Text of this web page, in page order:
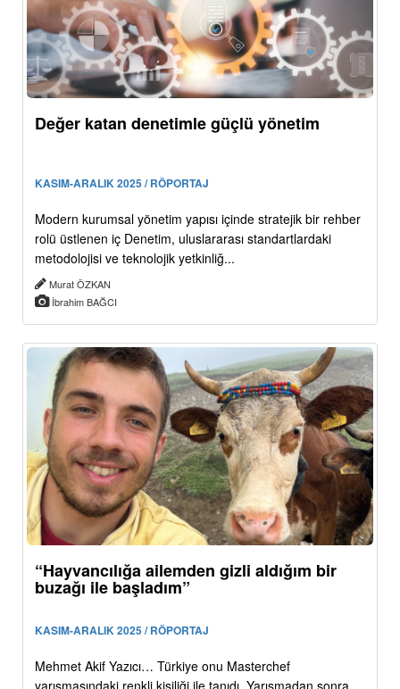
Değer katan denetimle güçlü yönetim
KASIM-ARALIK 2025 / RÖPORTAJ
Modern kurumsal yönetim yapısı içinde stratejik bir rehber
rolü üstlenen iç Denetim, uluslararası standartlardaki
metodolojisi ve teknolojik yetkinliğ...
Murat ÖZKAN
İbrahim BAĞCI
“Hayvancılığa ailemden gizli aldığım bir
buzağı ile başladım”
KASIM-ARALIK 2025 / RÖPORTAJ
Mehmet Akif Yazıcı… Türkiye onu Masterchef
yarışmasındaki renkli kişiliği ile tanıdı. Yarışmadan sonra